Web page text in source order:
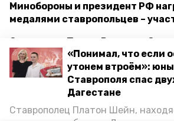
«Понимал, что если
утонем втроём»:
Ставрополя спас
Дагестане
Ставрополец Платон Шейн,
Минобороны и президент РФ
медалями ставропольцев –
Отделение Почты России в
отремонтировали после
военный городк ставрополь